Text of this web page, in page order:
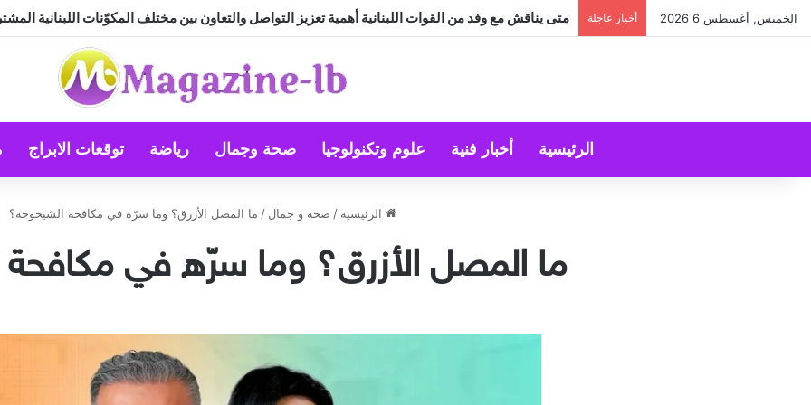
الخميس, أغسطس 6 2026 أخبار عاجلة متى يناقش مع وفد من القوات اللبنانية أهمية تعزيز التواصل والتعاون بين مختلف المكوّنات اللبنانية
الرئيسية أخبار فنية علوم وتكنولوجيا صحة وجمال رياضة توقعات الابراج
الرئيسية / صحة و جمال / ما المصل الأزرق؟ وما سرّه في مكافحة الشيخوخة؟
ما المصل الأزرق؟ وما سرّه في